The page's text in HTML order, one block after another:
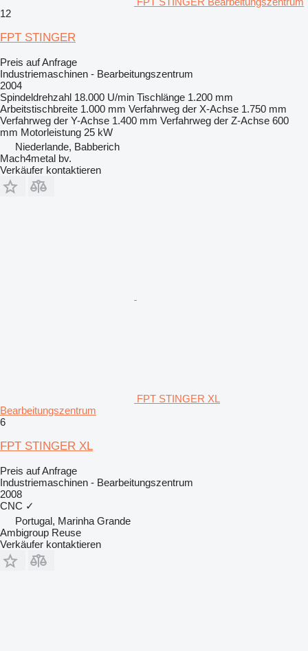
12
FPT STINGER
Preis auf Anfrage
Industriemaschinen - Bearbeitungszentrum
2004
Spindeldrehzahl 18.000 U/min Tischlänge 1.200 mm
Arbeitstischbreite 1.000 mm Verfahrweg der X-Achse 1.750 mm
Verfahrweg der Y-Achse 1.400 mm Verfahrweg der Z-Achse 600
mm Motorleistung 25 kW
Niederlande, Babberich
Mach4metal bv.
Verkäufer kontaktieren
FPT STINGER XL
Bearbeitungszentrum
6
FPT STINGER XL
Preis auf Anfrage
Industriemaschinen - Bearbeitungszentrum
2008
CNC ✓
Portugal, Marinha Grande
Ambigroup Reuse
Verkäufer kontaktieren